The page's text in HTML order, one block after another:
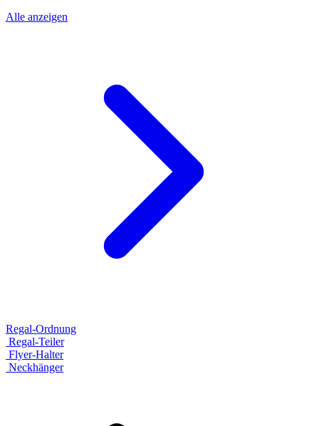
Alle anzeigen
Regal-Ordnung
Regal-Teiler
Flyer-Halter
Neckhänger